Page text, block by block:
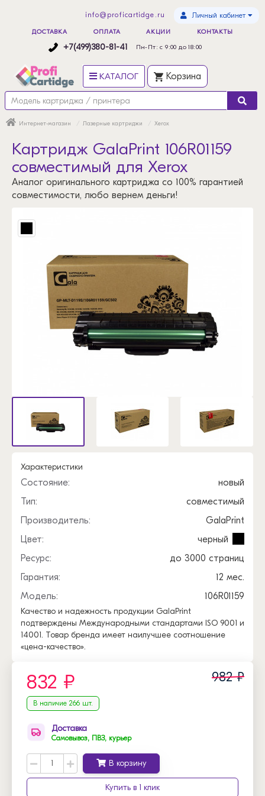
info@proficartidge.ru Личный кабинет
ДОСТАВКА ОПЛАТА АКЦИИ КОНТАКТЫ
+7(499)380-81-41 Пн-Пт: с 9:00 до 18:00
КАТАЛОГ Корзина
Интернет-магазин Лазерные картриджи Xerox
Картридж GalaPrint 106R01159
совместимый для Xerox
Аналог оригинального картриджа со 100% гарантией
совместимости, любо вернем деньги!
Характеристики
Состояние:
новый
Тип:
совместимый
Производитель:
GalaPrint
Цвет:
черный
Ресурс:
до 3000 страниц
Гарантия:
12 мес.
Модель:
106R01159
Качество и надежность продукции GalaPrint
подтверждены Международными стандартами ISO 9001 и
14001. Товар бренда имеет наилучшее соотношение
«цена-качество».
832 ₽ 982 ₽
В наличие 266 шт.
Доставка
Самовывоз, ПВЗ, курьер
В корзину
Купить в 1 клик